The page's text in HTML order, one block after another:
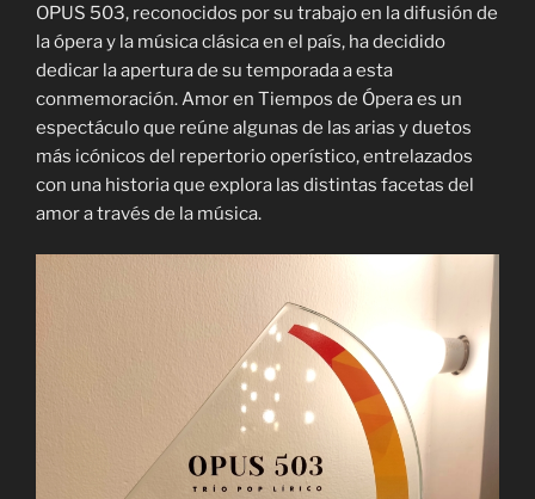
OPUS 503, reconocidos por su trabajo en la difusión de
la ópera y la música clásica en el país, ha decidido
dedicar la apertura de su temporada a esta
conmemoración. Amor en Tiempos de Ópera es un
espectáculo que reúne algunas de las arias y duetos
más icónicos del repertorio operístico, entrelazados
con una historia que explora las distintas facetas del
amor a través de la música.